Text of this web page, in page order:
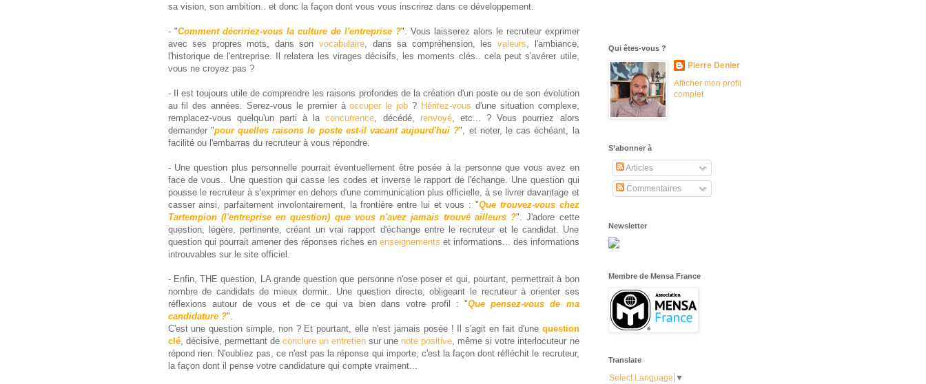
sa vision, son ambition.. et donc la façon dont vous vous inscrirez dans ce développement.
- "Comment décririez-vous la culture de l'entreprise ?". Vous laisserez alors le recruteur exprimer
avec ses propres mots, dans son vocabulaire , dans sa compréhension, les valeurs , l'ambiance,
l'historique de l'entreprise. Il relatera les virages décisifs, les moments clés.. cela peut s'avérer utile,
vous ne croyez pas ?
- Il est toujours utile de comprendre les raisons profondes de la création d'un poste ou de son évolution
au fil des années. Serez-vous le premier àoccuper le job ? Héritez-vous d'une situation complexe,
remplacez-vous quelqu'un parti à laconcurrence , décédé, renvoyé, etc... ? Vous pourriez alors
demander "pour quelles raisons le poste est-il vacant aujourd'hui ?", et noter, le cas échéant, la
facilité ou l'embarras du recruteur à vous répondre.
- Une question plus personnelle pourrait éventuellement être posée à la personne que vous avez en
face de vous.. Une question qui casse les codes et inverse le rapport de l'échange. Une question qui
pousse le recruteur à s'exprimer en dehors d'une communication plus officielle, à se livrer davantage et
casser ainsi, parfaitement involontairement, la frontière entre lui et vous : "Que trouvez-vous chez
Tartempion (l'entreprise en question) que vous n'avez jamais trouvé ailleurs ?". J'adore cette
question, légère, pertinente, créant un vrai rapport d'échange entre le recruteur et le candidat. Une
question qui pourrait amener des réponses riches en enseignements et informations... des informations
introuvables sur le site officiel.
- Enfin, THE question, LA grande question que personne n'ose poser et qui, pourtant, permettrait à bon
nombre de candidats de mieux dormir.. Une question directe, obligeant le recruteur à orienter ses
réflexions autour de vous et de ce qui va bien dans votre profil : "Que pensez-vous de ma
candidature ?".
C'est une question simple, non ? Et pourtant, elle n'est jamais posée ! Il s'agit en fait d'une question
clé, décisive, permettant de conclure un entretiensur une note positive , même si votre interlocuteur ne
répond rien. N'oubliez pas, ce n'est pas la réponse qui importe, c'est la façon dont réfléchit le recruteur,
la façon dont il pense votre candidature qui compte vraiment...
Qui êtes-vous ?
Pierre Denier
Afficher mon profil
complet
S’abonner à
Articles
Commentaires
Newsletter
Membre de Mensa France
Translate
Select Language ▼